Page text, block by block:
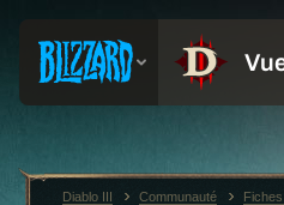
Diablo III Communauté